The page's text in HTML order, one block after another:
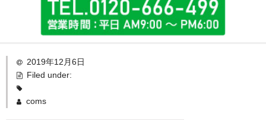
TOP
標準加工
2019年12月6日
Filed under:
coms